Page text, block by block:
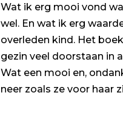
Wat ik erg mooi vond
wel. En wat ik erg
overleden kind. Het
gezin veel doorstaan in
Wat een mooi en,
neer zoals ze voor haar